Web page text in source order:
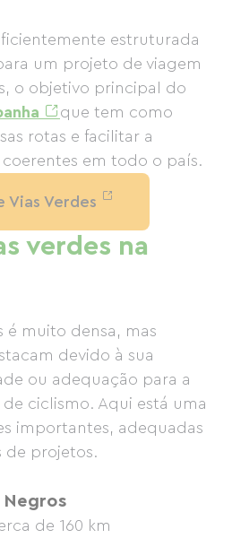
estruturada
um projeto de viagem
o objetivo principal do
que tem como
rotas e facilitar a
em todo o país.
Vias Verdes
verdes na
é muito densa, mas
devido à sua
ou adequação para a
ciclismo. Aqui está uma
importantes, adequadas
de projetos.
Negros
de 160 km